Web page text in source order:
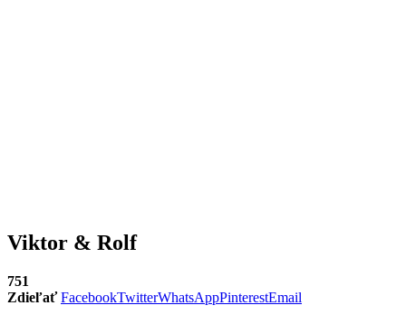
Viktor & Rolf
751
Zdieľať FacebookTwitterWhatsAppPinterestEmail